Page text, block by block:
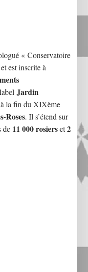
« Conservatoire
est inscrite à
labelJardin
la fin du XIXème
Roses. Il s’étend sur
de 11 000 rosierset2